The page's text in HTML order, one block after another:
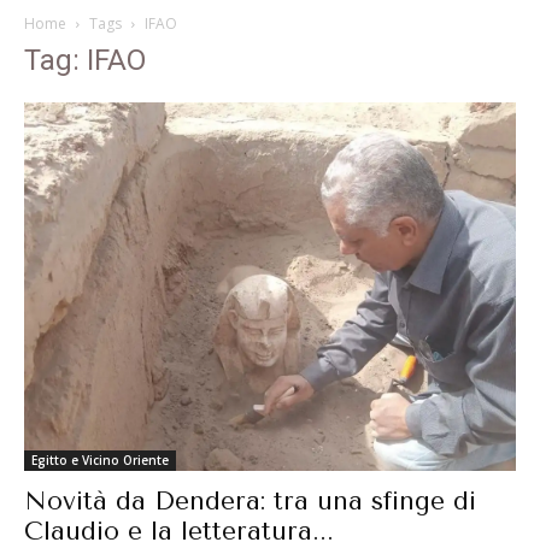
Home Tags IFAO
Tag: IFAO
Egitto e Vicino Oriente
Novità da Dendera: tra una sfinge di
Claudio e la letteratura...